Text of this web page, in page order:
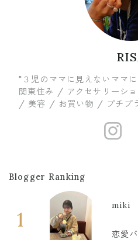
"３児のママに見えないママ
関東住み / アクセサリーシ
/ 美容 / お買い物 / プチプ
Blogger Ranking
1
miki
恋愛